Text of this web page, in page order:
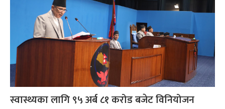
स्वास्थ्यका लागि ९५ अर्ब ८१ करोड बजेट विनियोजन